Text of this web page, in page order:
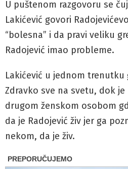
U puštenom razgovoru se
Lakićević govori
“bolesna” i da pravi veliku
Radojević imao probleme.
Lakićević u jednom trenutku
Zdravko sve na svetu, dok je
drugom ženskom osobom
da je Radojević živ jer ga
nekom, da je živ.